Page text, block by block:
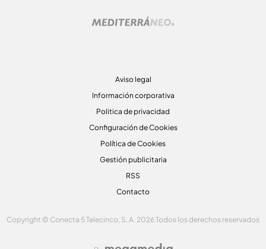
Aviso legal
Información corporativa
Politica de privacidad
Configuración de Cookies
Política de Cookies
Gestión publicitaria
RSS
Contacto
Copyright © Conecta 5 Telecinco, S. A. 2026 Todos los derechos reservados